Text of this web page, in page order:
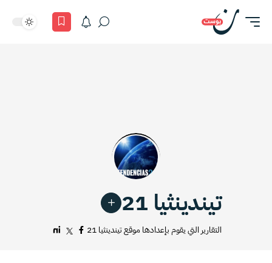
تيندينثيا 21
التقارير التي يقوم بإعدادها موقع تيندينثيا 21